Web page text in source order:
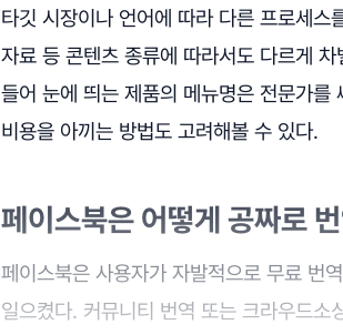
타깃 시장이나 언어에 따라 다른 프로세
자료 등 콘텐츠 종류에 따라서도 다르게
들어 눈에 띄는 제품의 메뉴명은 전문가
비용을 아끼는 방법도 고려해볼 수 있다.
페이스북은 어떻게 공짜로
페이스북은 사용자가 자발적으로 무료 번
일으켰다. 커뮤니티 번역 또는 크라우드